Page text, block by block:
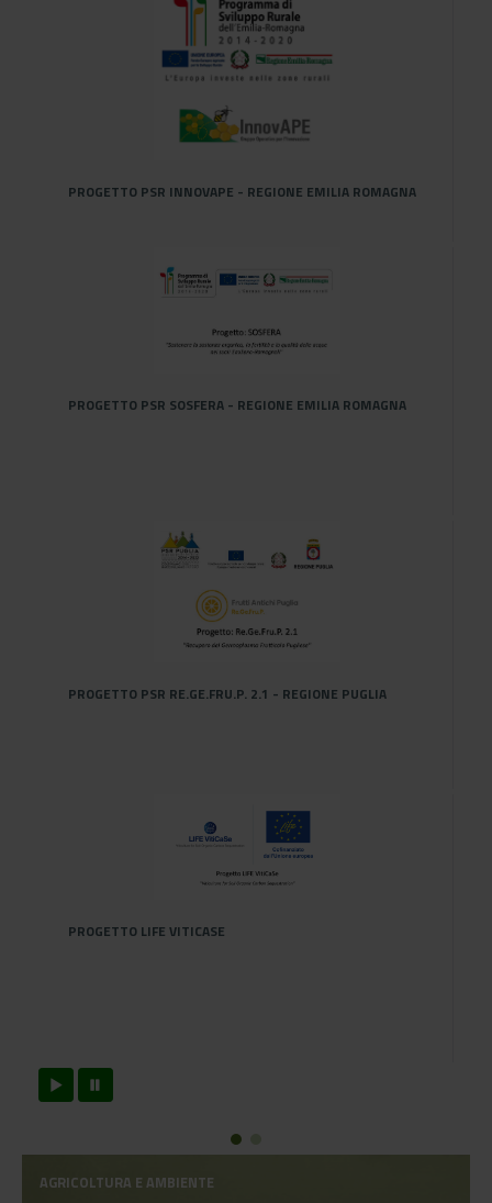
PROGETTO PSR INNOVAPE - REGIONE EMILIA ROMAGNA
PROGETTO PSR SOSFERA - REGIONE EMILIA ROMAGNA
PROGETTO PSR RE.GE.FRU.P. 2.1 - REGIONE PUGLIA
PROGETTO LIFE VITICASE
AGRICOLTURA E AMBIENTE